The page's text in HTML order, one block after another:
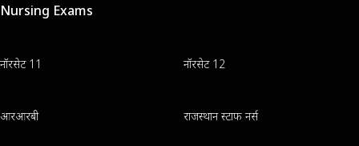
Nursing Exams
नॉरसेट 11 नॉरसेट 12
आरआरबी राजस्थान स्टाफ नर्स